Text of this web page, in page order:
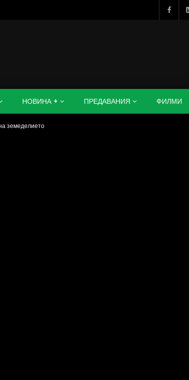
НОВИНА + ПРЕДАВАНИЯ ФИЛМИ
земеделието